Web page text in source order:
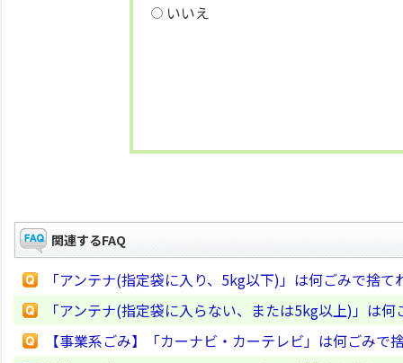
いいえ
関連するFAQ
「アンテナ(指定袋に入り、5kg以下)」は何ごみで捨
「アンテナ(指定袋に入らない、または5kg以上)」は
【事業系ごみ】「カーナビ・カーテレビ」は何ごみで